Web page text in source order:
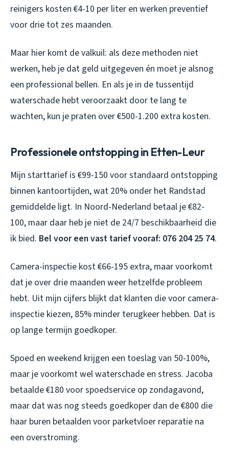
reinigers kosten €4-10 per liter en werken preventief
voor drie tot zes maanden.
Maar hier komt de valkuil: als deze methoden niet
werken, heb je dat geld uitgegeven én moet je alsnog
een professional bellen. En als je in de tussentijd
waterschade hebt veroorzaakt door te lang te
wachten, kun je praten over €500-1.200 extra kosten.
Professionele ontstopping in Etten-Leur
Mijn starttarief is €99-150 voor standaard ontstopping
binnen kantoortijden, wat 20% onder het Randstad
gemiddelde ligt. In Noord-Nederland betaal je €82-
100, maar daar heb je niet de 24/7 beschikbaarheid die
ik bied. Bel voor een vast tarief vooraf: 076 204 25 74.
Camera-inspectie kost €66-195 extra, maar voorkomt
dat je over drie maanden weer hetzelfde probleem
hebt. Uit mijn cijfers blijkt dat klanten die voor camera-
inspectie kiezen, 85% minder terugkeer hebben. Dat is
op lange termijn goedkoper.
Spoed en weekend krijgen een toeslag van 50-100%,
maar je voorkomt wel waterschade en stress. Jacoba
betaalde €180 voor spoedservice op zondagavond,
maar dat was nog steeds goedkoper dan de €800 die
haar buren betaalden voor parketvloer reparatie na
een overstroming.